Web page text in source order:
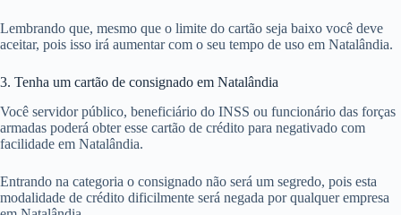
Lembrando que, mesmo que o limite do cartão seja baixo você deve
aceitar, pois isso irá aumentar com o seu tempo de uso em Natalândia.
3. Tenha um cartão de consignado em Natalândia
Você servidor público, beneficiário do INSS ou funcionário das forças
armadas poderá obter esse cartão de crédito para negativado com
facilidade em Natalândia.
Entrando na categoria o consignado não será um segredo, pois esta
modalidade de crédito dificilmente será negada por qualquer empresa